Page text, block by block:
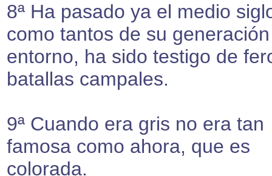
8ª Ha pasado ya el medio
como tantos de su
entorno, ha sido testigo de
batallas campales.
9ª Cuando era gris no era tan
famosa como ahora, que es
colorada.